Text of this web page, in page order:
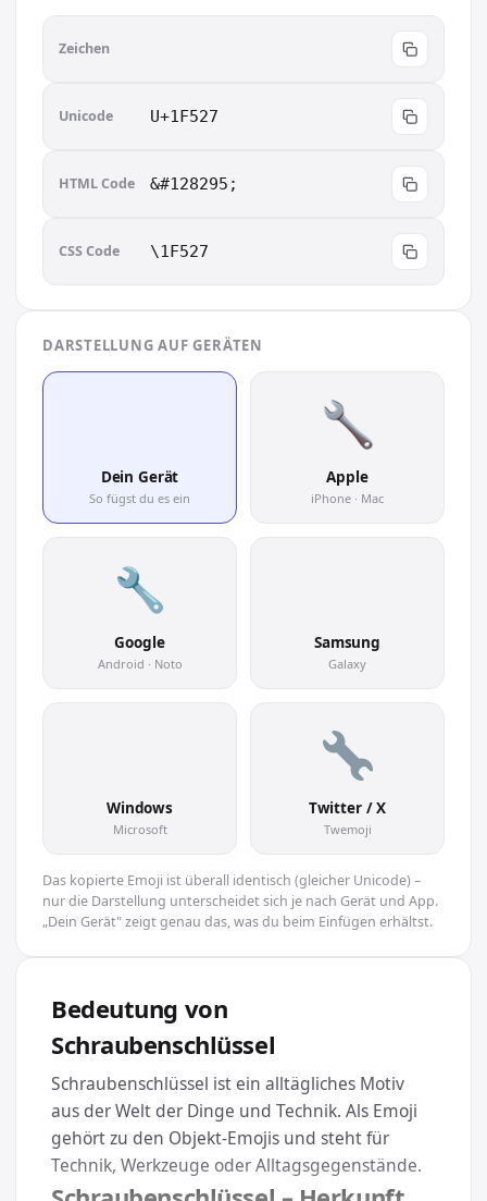
Zeichen
Unicode U+1F527
HTML Code &#128295;
CSS Code \1F527
DARSTELLUNG AUF GERÄTEN
Dein Gerät
So fügst du es ein
Apple
iPhone · Mac
Google
Android · Noto
Samsung
Galaxy
Windows
Microsoft
Twitter / X
Twemoji
Das kopierte Emoji ist überall identisch (gleicher Unicode) –
nur die Darstellung unterscheidet sich je nach Gerät und App.
„Dein Gerät" zeigt genau das, was du beim Einfügen erhältst.
Bedeutung von
Schraubenschlüssel
Schraubenschlüssel ist ein alltägliches Motiv
aus der Welt der Dinge und Technik. Als Emoji
gehört zu den Objekt-Emojis und steht für
Technik, Werkzeuge oder Alltagsgegenstände.